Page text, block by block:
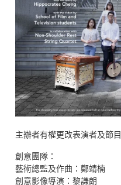
主辦者有權更改表演者及節目
創意團隊：
藝術總監及作曲：鄭靖楠
創意影像導演：黎謙朗